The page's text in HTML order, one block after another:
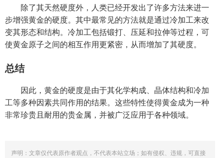
除了其天然硬度外，人类已经开发出了许多方法来进一
步增强黄金的硬度。其中最常见的方法就是通过冷加工来改
变其形态和结构。冷加工包括锻打、压延和拉伸等过程，可
使黄金原子之间的相互作用更紧密，从而增加了其硬度。
总结
因此，黄金的硬度是由于其化学构成、晶体结构和冷加
工等多种因素共同作用的结果。这些特性使得黄金成为一种
非常珍贵且耐用的贵金属，并被广泛应用于各种领域。
声明：文章仅代表原作者观点，不代表本站立场；如有侵权、违规，可直接